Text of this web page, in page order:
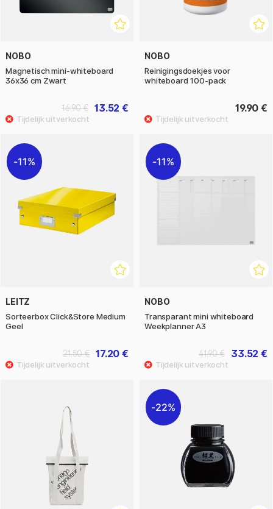
NOBO
Magnetisch mini-whiteboard
36x36 cm Zwart
13.52 €
16.90 €
NOBO
Reinigingsdoekjes voor
whiteboard 100-pack
19.90 €
11%
LEITZ
Sorteerbox Click&Store Medium
Geel
17.20 €
21.50 €
11%
NOBO
Transparant mini whiteboard
Weekplanner A3
33.52 €
41.90 €
22%